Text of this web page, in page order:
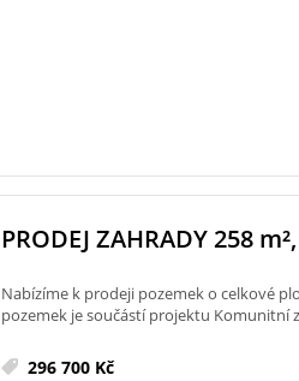
PRODEJ ZAHRADY 258 m²
Nabízíme k prodeji pozemek o celkové
pozemek je součástí projektu Komunitní
296 700 Kč